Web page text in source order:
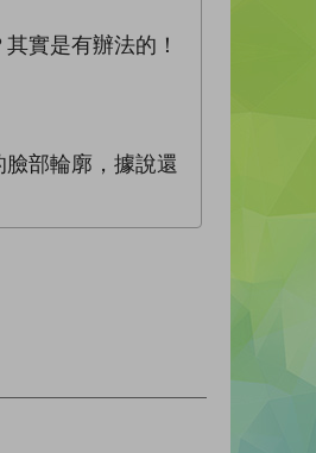
實是有辦法的！
部輪廓，據說還